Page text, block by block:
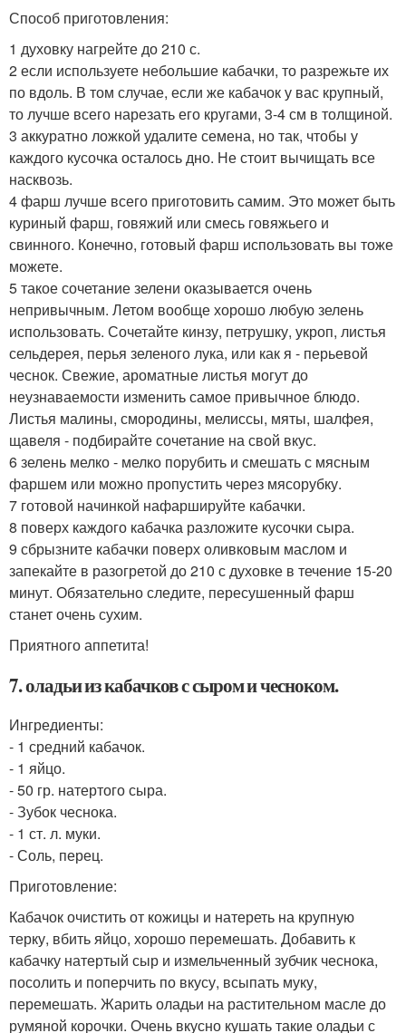
Способ приготовления:
1 духовку нагрейте до 210 с.
2 если используете небольшие кабачки, то разрежьте их
по вдоль. В том случае, если же кабачок у вас крупный,
то лучше всего нарезать его кругами, 3-4 см в толщиной.
3 аккуратно ложкой удалите семена, но так, чтобы у
каждого кусочка осталось дно. Не стоит вычищать все
насквозь.
4 фарш лучше всего приготовить самим. Это может быть
куриный фарш, говяжий или смесь говяжьего и
свинного. Конечно, готовый фарш использовать вы тоже
можете.
5 такое сочетание зелени оказывается очень
непривычным. Летом вообще хорошо любую зелень
использовать. Сочетайте кинзу, петрушку, укроп, листья
сельдерея, перья зеленого лука, или как я - перьевой
чеснок. Свежие, ароматные листья могут до
неузнаваемости изменить самое привычное блюдо.
Листья малины, смородины, мелиссы, мяты, шалфея,
щавеля - подбирайте сочетание на свой вкус.
6 зелень мелко - мелко порубить и смешать с мясным
фаршем или можно пропустить через мясорубку.
7 готовой начинкой нафаршируйте кабачки.
8 поверх каждого кабачка разложите кусочки сыра.
9 сбрызните кабачки поверх оливковым маслом и
запекайте в разогретой до 210 с духовке в течение 15-20
минут. Обязательно следите, пересушенный фарш
станет очень сухим.
Приятного аппетита!
7. оладьи из кабачков с сыром и чесноком.
Ингредиенты:
- 1 средний кабачок.
- 1 яйцо.
- 50 гр. натертого сыра.
- Зубок чеснока.
- 1 ст. л. муки.
- Соль, перец.
Приготовление:
Кабачок очистить от кожицы и натереть на крупную
терку, вбить яйцо, хорошо перемешать. Добавить к
кабачку натертый сыр и измельченный зубчик чеснока,
посолить и поперчить по вкусу, всыпать муку,
перемешать. Жарить оладьи на растительном масле до
румяной корочки. Очень вкусно кушать такие оладьи с